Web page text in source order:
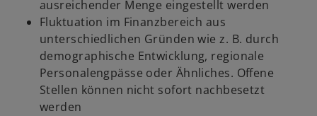
ausreichender Menge eingestellt werden
Fluktuation im Finanzbereich aus
unterschiedlichen Gründen wie z. B. durch
demographische Entwicklung, regionale
Personalengpässe oder Ähnliches. Offene
Stellen können nicht sofort nachbesetzt
werden